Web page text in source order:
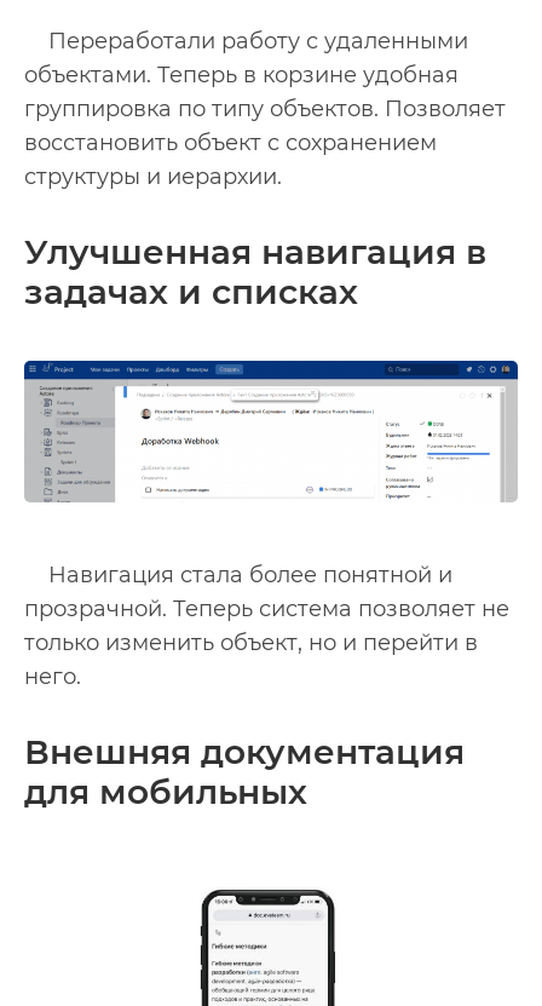
Переработали работу с удаленными
объектами. Теперь в корзине удобная
группировка по типу объектов. Позволяет
восстановить объект с сохранением
структуры и иерархии.
Улучшенная навигация в
задачах и списках
Навигация стала более понятной и
прозрачной. Теперь система позволяет не
только изменить объект, но и перейти в
него.
Внешняя документация
для мобильных